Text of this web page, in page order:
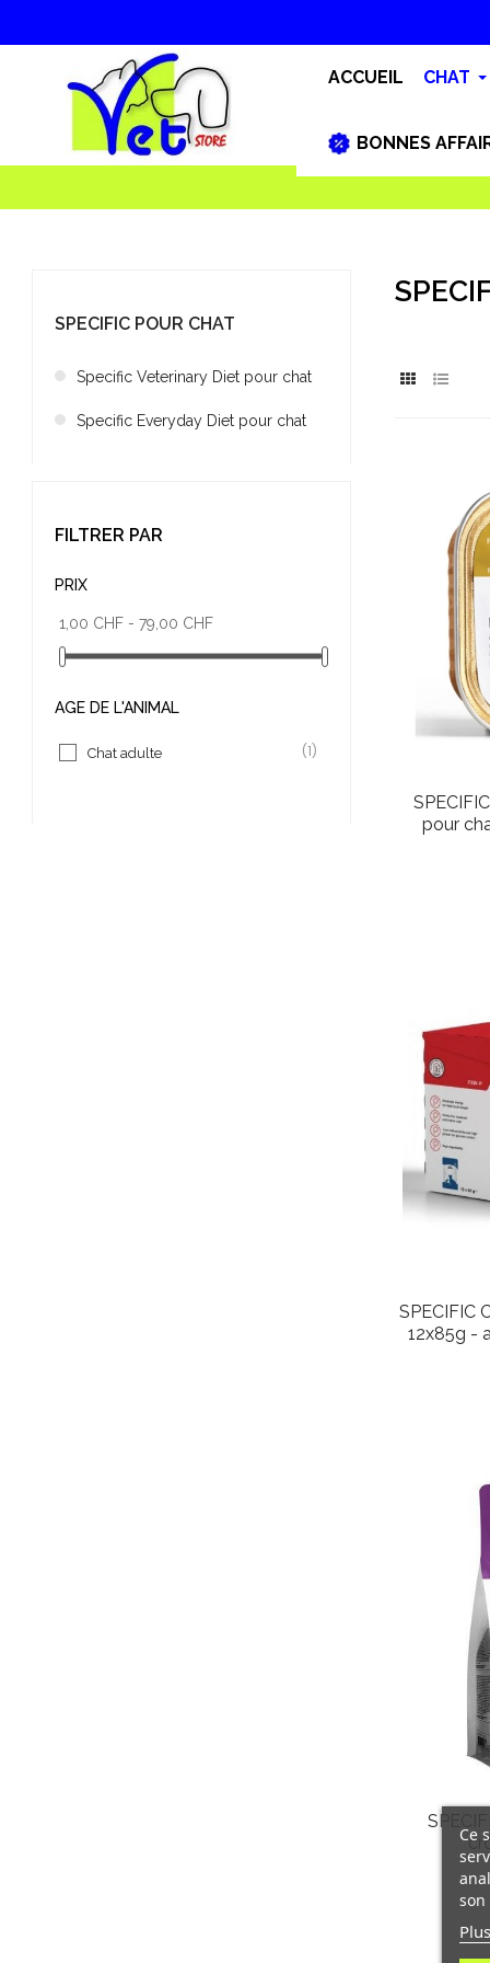
ACCUEIL CHAT
BONNES
SPECIFIC POUR CHAT
Specific Veterinary Diet pour chat
Specific Everyday Diet pour chat
FILTRER PAR
PRIX
1,00 CHF - 79,00 CHF
ÂGE DE L'ANIMAL
Chat adulte (1)
pour
SPECIFIC
12x85g -
Ce
son